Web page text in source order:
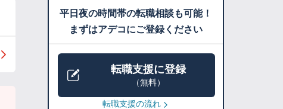
平日夜の時間帯の転職相談も可能！
まずはアデコにご登録ください
転職支援に登録
（無料）
転職支援の流れ